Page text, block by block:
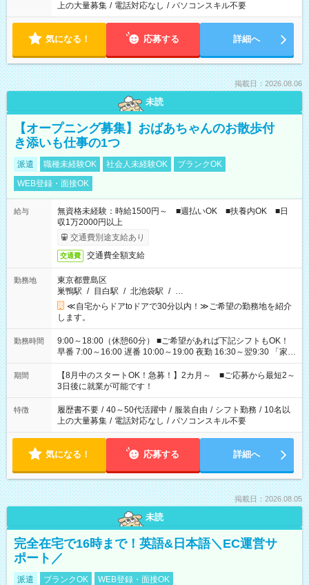
上の大量募集 / 電話対応なし / パソコンスキル不要
気になる！ 応募する 詳細へ
掲載日：2026.08.06
未読
【オープニング募集】おばあちゃんのお散歩付
き添いも仕事の1つ
派遣 職種未経験OK 社会人未経験OK
ブランクOK
WEB登録・面接OK
給与
無資格未経験：時給1500円～ ■週払いOK ■扶養内OK ■日
収1万2000円以上
交通費別途支給あり
交通費 交通費全額支給
勤務地
東京都豊島区
巣鴨駅 / 目白駅 / 北池袋駅 / …
≪自宅からドアtoドアで30分以内！≫ご希望の勤務地を紹介
します。
勤務時間
9:00～18:00（休憩60分） ■ご希望があれば下記シフトもOK！
早番 7:00～16:00 遅番 10:00～19:00 夜勤 16:30～翌9:30 「家族
と休みを合わせたい」 「余裕を持って夕飯の準備がしたい」
「できれば残業はしたくない」 など、ご希望を教えてください
ね。 ※Wワーク希望の方へ 今ご覧のお仕事で希望する勤務時間
と、もう1つのお仕事の勤務時間。 合計で週40時間を超える場
合は応募できません。
期間
【8月中のスタートOK！急募！】2カ月～ ■ご応募から最短2～
3日後に就業が可能です！
特徴 履歴書不要 / 40～50代活躍中 / 服装自由 / シフト勤務 / 10名以
上の大量募集 / 電話対応なし / パソコンスキル不要
気になる！ 応募する 詳細へ
掲載日：2026.08.05
未読
完全在宅で16時まで！英語&日本語＼EC運営サ
ポート／
派遣 ブランクOK WEB登録・面接OK